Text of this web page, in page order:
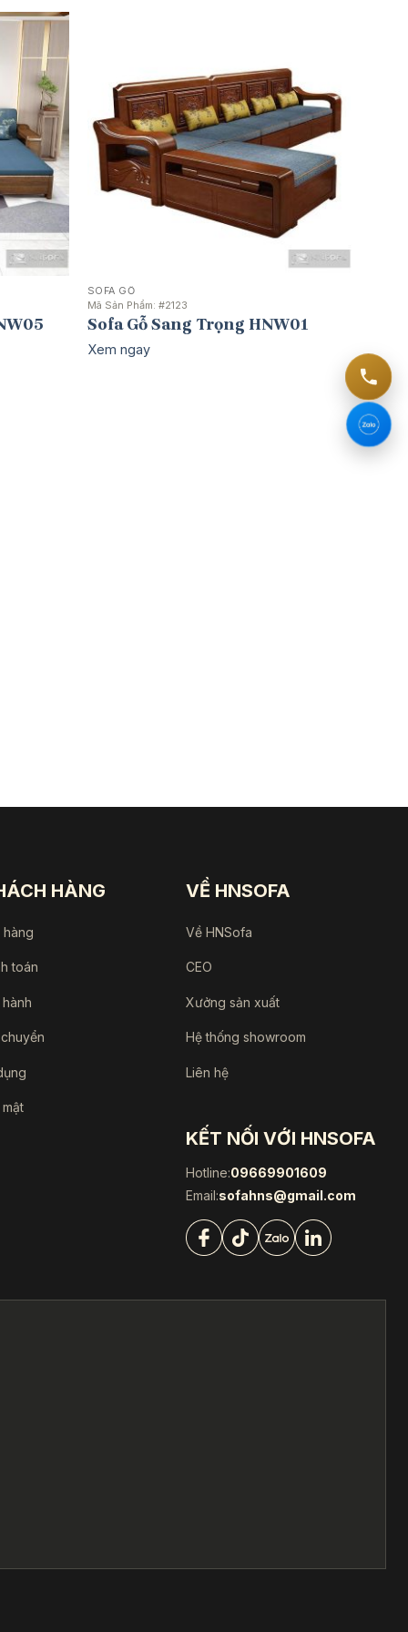
SOFA GỖ
Mã Sản Phẩm: #2123
Sofa Gỗ Sang Trọng HNW01
Xem ngay
HÀNG
hàng
toán
VỀ HNSOFA
Về HNSofa
CEO
Xưởng sản xuất
Hệ thống showroom
Liên hệ
KẾT NỐI VỚI HNSOFA
Hotline:09669901609
Email:sofahns@gmail.com